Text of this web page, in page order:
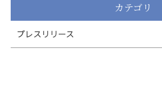
カテゴリ
プレスリリース